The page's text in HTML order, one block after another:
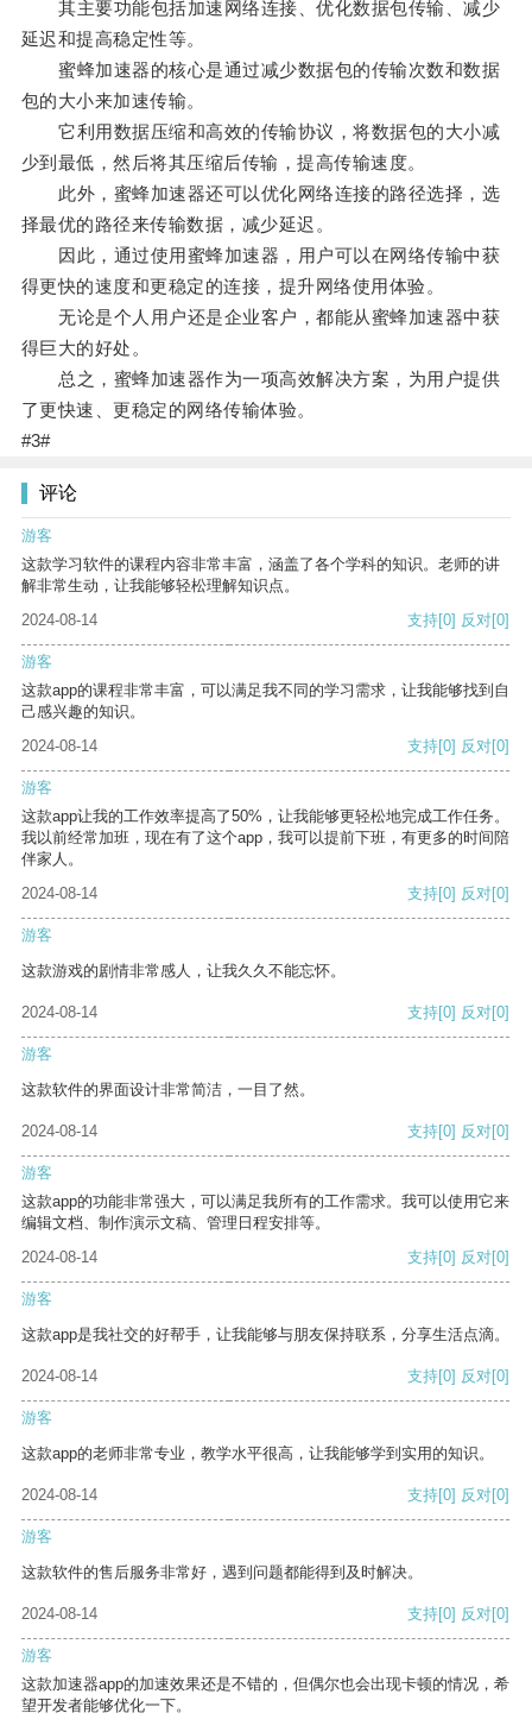
其主要功能包括加速网络连接、优化数据包传输、减少
延迟和提高稳定性等。
蜜蜂加速器的核心是通过减少数据包的传输次数和数据
包的大小来加速传输。
它利用数据压缩和高效的传输协议，将数据包的大小减
少到最低，然后将其压缩后传输，提高传输速度。
此外，蜜蜂加速器还可以优化网络连接的路径选择，选
择最优的路径来传输数据，减少延迟。
因此，通过使用蜜蜂加速器，用户可以在网络传输中获
得更快的速度和更稳定的连接，提升网络使用体验。
无论是个人用户还是企业客户，都能从蜜蜂加速器中获
得巨大的好处。
总之，蜜蜂加速器作为一项高效解决方案，为用户提供
了更快速、更稳定的网络传输体验。
#3#
评论
游客
这款学习软件的课程内容非常丰富，涵盖了各个学科的知识。老师的讲
解非常生动，让我能够轻松理解知识点。
2024-08-14
支持[0] 反对[0]
游客
这款app的课程非常丰富，可以满足我不同的学习需求，让我能够找到自
己感兴趣的知识。
2024-08-14
支持[0] 反对[0]
游客
这款app让我的工作效率提高了50%，让我能够更轻松地完成工作任务。
我以前经常加班，现在有了这个app，我可以提前下班，有更多的时间陪
伴家人。
2024-08-14
支持[0] 反对[0]
游客
这款游戏的剧情非常感人，让我久久不能忘怀。
2024-08-14 支持[0] 反对[0]
游客
这款软件的界面设计非常简洁，一目了然。
2024-08-14 支持[0] 反对[0]
游客
这款app的功能非常强大，可以满足我所有的工作需求。我可以使用它来
编辑文档、制作演示文稿、管理日程安排等。
2024-08-14
支持[0] 反对[0]
游客
这款app是我社交的好帮手，让我能够与朋友保持联系，分享生活点滴。
2024-08-14 支持[0] 反对[0]
游客
这款app的老师非常专业，教学水平很高，让我能够学到实用的知识。
2024-08-14 支持[0] 反对[0]
游客
这款软件的售后服务非常好，遇到问题都能得到及时解决。
2024-08-14 支持[0] 反对[0]
游客
这款加速器app的加速效果还是不错的，但偶尔也会出现卡顿的情况，希
望开发者能够优化一下。